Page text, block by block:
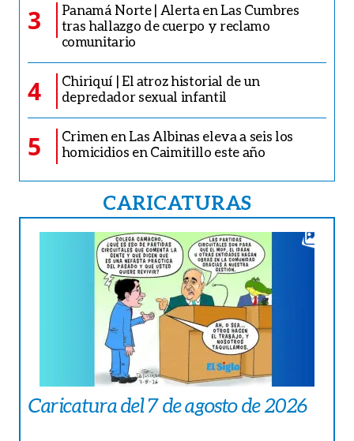
3
Panamá Norte | Alerta en Las Cumbres
tras hallazgo de cuerpo y reclamo
comunitario
4
Chiriquí | El atroz historial de un
depredador sexual infantil
5
Crimen en Las Albinas eleva a seis los
homicidios en Caimitillo este año
CARICATURAS
Caricatura del 7 de agosto de 2026